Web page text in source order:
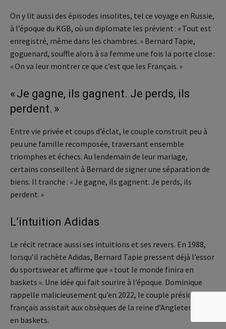
On y lit aussi des épisodes insolites, tel ce voyage en Russie,
à l’époque du KGB, où un diplomate les prévient : « Tout est
enregistré, même dans les chambres. » Bernard Tapie,
goguenard, souffle alors à sa femme une fois la porte close :
« On va leur montrer ce que c’est que les Français. »
« Je gagne, ils gagnent. Je perds, ils
perdent. »
Entre vie privée et coups d’éclat, le couple construit peu à
peu une famille recomposée, traversant ensemble
triomphes et échecs. Au lendemain de leur mariage,
certains conseillent à Bernard de signer une séparation de
biens. Il tranche : « Je gagne, ils gagnent. Je perds, ils
perdent. »
L’intuition Adidas
Le récit retrace aussi ses intuitions et ses revers. En 1988,
lorsqu’il rachète Adidas, Bernard Tapie pressent déjà l’essor
du sportswear et affirme que « tout le monde finira en
baskets ». Une idée qui fait sourire à l’époque. Dominique
rappelle malicieusement qu’en 2022, le couple présidentiel
français assistait aux obsèques de la reine d’Angleterre…
en baskets.